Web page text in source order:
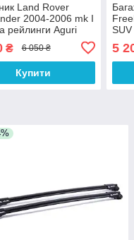
Land Rover
2004-2006 mk I
рейлинги Aguri
₴ 6 050 ₴
Купити
5